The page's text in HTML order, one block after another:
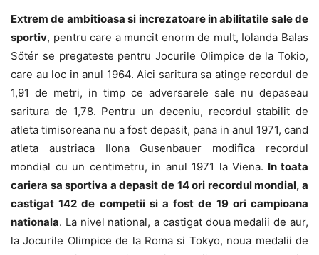
Extrem de ambitioasa si increzatoare in abilitatile sale de
sportiv, pentru care a muncit enorm de mult, Iolanda Balas
Sőtér se pregateste pentru Jocurile Olimpice de la Tokio,
care au loc in anul 1964. Aici saritura sa atinge recordul de
1,91 de metri, in timp ce adversarele sale nu depaseau
saritura de 1,78. Pentru un deceniu, recordul stabilit de
atleta timisoreana nu a fost depasit, pana in anul 1971, cand
atleta austriaca Ilona Gusenbauer modifica recordul
mondial cu un centimetru, in anul 1971 la Viena. In toata
cariera sa sportiva a depasit de 14 ori recordul mondial, a
castigat 142 de competii si a fost de 19 ori campioana
nationala. La nivel national, a castigat doua medalii de aur,
la Jocurile Olimpice de la Roma si Tokyo, noua medalii de